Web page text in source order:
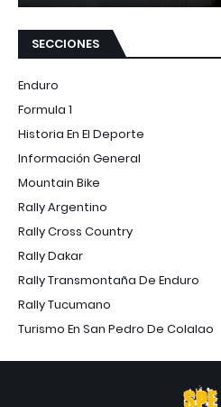
SECCIONES
Enduro
Formula 1
Historia En El Deporte
Información General
Mountain Bike
Rally Argentino
Rally Cross Country
Rally Dakar
Rally Transmontaña De Enduro
Rally Tucumano
Turismo En San Pedro De Colalao